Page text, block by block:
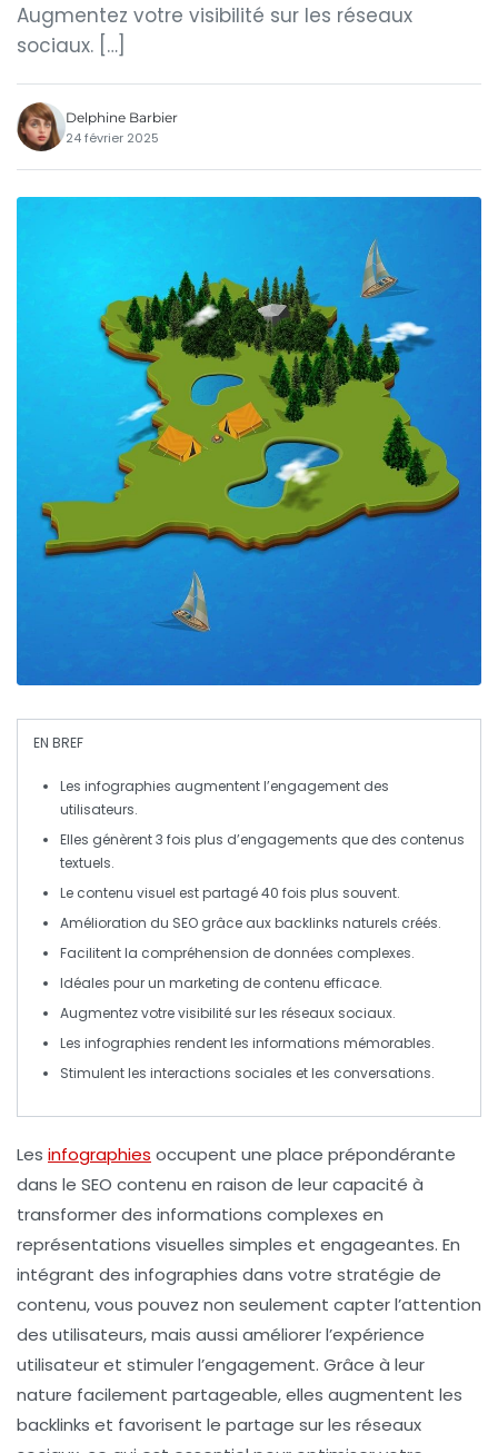
Augmentez votre visibilité sur les réseaux
sociaux. […]
Delphine Barbier
24 février 2025
EN BREF
Les infographies augmentent l’engagement des
utilisateurs.
Elles génèrent3 fois plus d’engagements que des contenus
textuels.
Le contenu visuel est partagé40 fois plus souvent.
Amélioration du SEO grâce aux backlinks naturels créés.
Facilitent la compréhension de données complexes.
Idéales pour un marketing de contenu efficace.
Augmentez votrevisibilité sur les réseaux sociaux.
Les infographies rendent les informations mémorables.
Stimulent les interactions sociales et les conversations.
Les infographies occupent une place prépondérante
dans le SEO contenu en raison de leur capacité à
transformer des informations complexes en
représentations visuelles simples et engageantes. En
intégrant des infographies dans votre stratégie de
contenu, vous pouvez non seulement capter l’attention
des utilisateurs, mais aussi améliorer l’expérience
utilisateuret stimuler l’engagement. Grâce à leur
nature facilement partageable, elles augmentent les
backlinks et favorisent le partage sur les réseaux